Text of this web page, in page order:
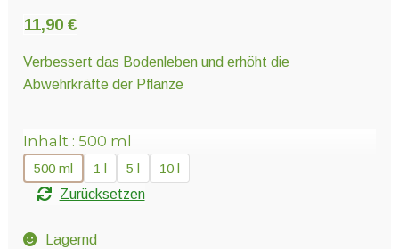
Saatgut
Ernte und Verarbeitung
Gartengeräte
11,90 €
Verbessert das Bodenleben und erhöht die
Abwehrkräfte der Pflanze
Inhalt 500 ml
500 ml 1 l 5 l
10 l
Zurücksetzen
Lagernd